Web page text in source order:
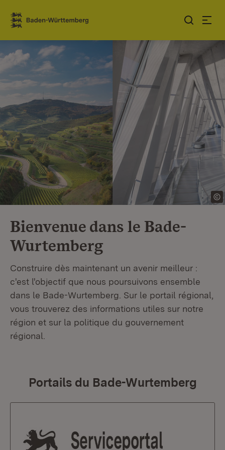
Sauter au contenu
Link zur Startseite
Bienvenue dans le Bade-
Wurtemberg
Construire dès maintenant un avenir meilleur :
c'est l'objectif que nous poursuivons ensemble
dans le Bade-Wurtemberg. Sur le portail régional,
vous trouverez des informations utiles sur notre
région et sur la politique du gouvernement
régional.
Portails du Bade-Wurtemberg